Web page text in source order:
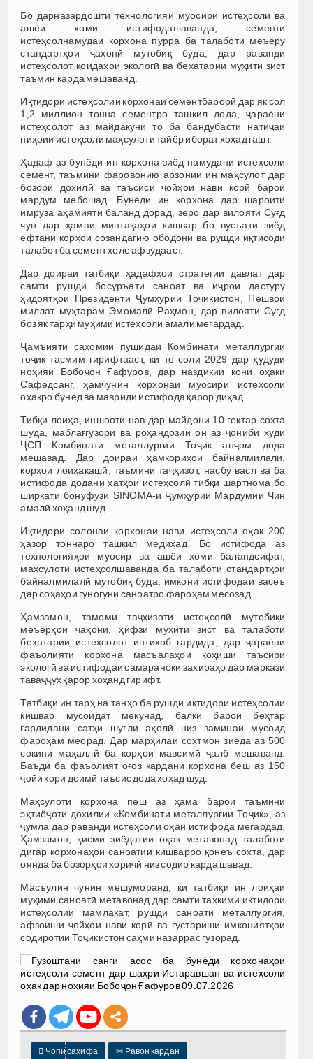
Бо дарназардошти технологияи муосири истеҳсолӣ ва
ашёи хоми истифодашаванда, сементи
истеҳсолнамудаи корхона пурра ба талаботи меъёру
стандартҳои ҷаҳонӣ мутобиқ буда, дар раванди
истеҳсолот қоидаҳои экологӣ ва бехатарии муҳити зист
таъмин карда мешаванд.
Иқтидори истеҳсолии корхонаи сементбарорӣ дар як сол
1,2 миллион тонна сементро ташкил дода, ҷараёни
истеҳсолот аз майдакунӣ то ба бандубасти натиҷаи
ниҳоии истеҳсоли маҳсулоти тайёр иборат хоҳад гашт.
Ҳадаф аз бунёди ин корхона зиёд намудани истеҳсоли
семент, таъмини фаровонию арзонии ин маҳсулот дар
бозори дохилӣ ва таъсиси ҷойҳои нави корӣ барои
мардум мебошад. Бунёди ин корхона дар шароити
имрӯза аҳамияти баланд дорад, зеро дар вилояти Суғд
чун дар ҳамаи минтақаҳои кишвар бо вусъати зиёд
ёфтани корҳои созандагию ободонӣ ва рушди иқтисодӣ
талабот ба семент хеле афзудааст.
Дар доираи татбиқи ҳадафҳои стратегии давлат дар
самти рушди босуръати саноат ва иҷрои дастуру
ҳидоятҳои Президенти Ҷумҳурии Тоҷикистон, Пешвои
миллат муҳтарам Эмомалӣ Раҳмон, дар вилояти Суғд
боз як тарҳи муҳими истеҳсолӣ амалӣ мегардад.
Ҷамъияти саҳомии пӯшидаи Комбинати металлургии
тоҷик тасмим гирифтааст, ки то соли 2029 дар ҳудуди
ноҳияи Бобоҷон Ғафуров, дар наздикии кони оҳаки
Сафедсанг, ҳамчунин корхонаи муосири истеҳсоли
оҳакро бунёд ва мавриди истифода қарор диҳад.
Тибқи лоиҳа, иншооти нав дар майдони 10 гектар сохта
шуда, маблағгузорӣ ва роҳандозии он аз ҷониби худи
ҶСП Комбинати металлургии Тоҷик анҷом дода
мешавад. Дар доираи ҳамкориҳои байналмилалӣ,
корҳои лоиҳакашӣ, таъмини таҷҳизот, насбу васл ва ба
истифода додани хатҳои истеҳсолӣ тибқи шартнома бо
ширкати бонуфузи SINOMA-и Ҷумҳурии Мардумии Чин
амалӣ хоҳанд шуд.
Иқтидори солонаи корхонаи нави истеҳсоли оҳак 200
ҳазор тоннаро ташкил медиҳад. Бо истифода аз
технологияҳои муосир ва ашёи хоми баландсифат,
маҳсулоти истеҳсолшаванда ба талаботи стандартҳои
байналмилалӣ мутобиқ буда, имкони истифодаи васеъ
дар соҳаҳои гуногуни саноатро фароҳам месозад.
Ҳамзамон, тамоми таҷҳизоти истеҳсолӣ мутобиқи
меъёрҳои ҷаҳонӣ, ҳифзи муҳити зист ва талаботи
бехатарии истеҳсолот интихоб гардида, дар ҷараёни
фаъолияти корхона масъалаҳои коҳиши таъсири
экологӣ ва истифодаи самараноки захираҳо дар маркази
таваҷҷуҳ қарор хоҳанд гирифт.
Татбиқи ин тарҳ на танҳо ба рушди иқтидори истеҳсолии
кишвар мусоидат мекунад, балки барои беҳтар
гардидани сатҳи шуғли аҳолӣ низ заминаи мусоид
фароҳам меорад. Дар марҳилаи сохтмон зиёда аз 500
сокини маҳаллӣ ба корҳои мавсимӣ ҷалб мешаванд.
Баъди ба фаъолият оғоз кардани корхона беш аз 150
ҷойи кори доимӣ таъсис дода хоҳад шуд.
Маҳсулоти корхона пеш аз ҳама барои таъмини
эҳтиёҷоти дохилии «Комбинати металлургии Тоҷик», аз
ҷумла дар раванди истеҳсоли оҳан истифода мегардад.
Ҳамзамон, қисми зиёдатии оҳак метавонад талаботи
дигар корхонаҳои саноатии кишварро қонеъ сохта, дар
оянда ба бозорҳои хориҷӣ низ содир карда шавад.
Масъулин чунин мешуморанд, ки татбиқи ин лоиҳаи
муҳими саноатӣ метавонад дар самти таҳкими иқтидори
истеҳсолии мамлакат, рушди саноати металлургия,
афзоиши ҷойҳои нави корӣ ва густариши имкониятҳои
содиротии Тоҷикистон саҳми назаррас гузорад.
 Чопи саҳифа ✉ Равон кардан